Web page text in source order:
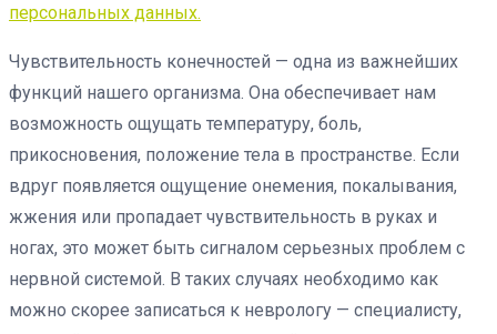
персональных данных.
Чувствительность конечностей — одна из важнейших
функций нашего организма. Она обеспечивает нам
возможность ощущать температуру, боль,
прикосновения, положение тела в пространстве. Если
вдруг появляется ощущение онемения, покалывания,
жжения или пропадает чувствительность в руках и
ногах, это может быть сигналом серьезных проблем с
нервной системой. В таких случаях необходимо как
можно скорее записаться к неврологу — специалисту,